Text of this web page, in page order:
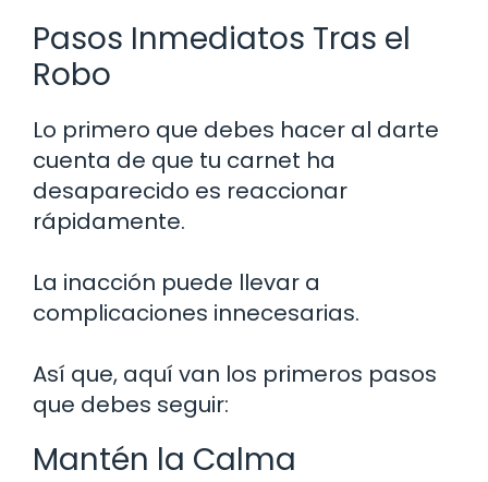
Pasos Inmediatos Tras el
Robo
Lo primero que debes hacer al darte
cuenta de que tu carnet ha
desaparecido es reaccionar
rápidamente.
La inacción puede llevar a
complicaciones innecesarias.
Así que, aquí van los primeros pasos
que debes seguir:
Mantén la Calma